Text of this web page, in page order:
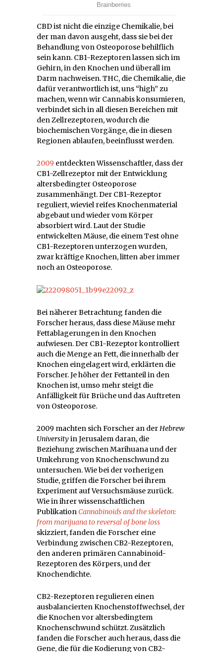
CBD ist nicht die einzige Chemikalie, bei
der man davon ausgeht, dass sie bei der
Behandlung von Osteoporose behilflich
sein kann. CB1-Rezeptoren lassen sich im
Gehirn, in den Knochen und überall im
Darm nachweisen. THC, die Chemikalie, die
dafür verantwortlich ist, uns “high” zu
machen, wenn wir Cannabis konsumieren,
verbindet sich in all diesen Bereichen mit
den Zellrezeptoren, wodurch die
biochemischen Vorgänge, die in diesen
Regionen ablaufen, beeinflusst werden.
2009 entdeckten Wissenschaftler, dass der
CB1-Zellrezeptor mit der Entwicklung
altersbedingter Osteoporose
zusammenhängt. Der CB1-Rezeptor
reguliert, wieviel reifes Knochenmaterial
abgebaut und wieder vom Körper
absorbiert wird. Laut der Studie
entwickelten Mäuse, die einem Test ohne
CB1-Rezeptoren unterzogen wurden,
zwar kräftige Knochen, litten aber immer
noch an Osteoporose.
Bei näherer Betrachtung fanden die
Forscher heraus, dass diese Mäuse mehr
Fettablagerungen in den Knochen
aufwiesen. Der CB1-Rezeptor kontrolliert
auch die Menge an Fett, die innerhalb der
Knochen eingelagert wird, erklärten die
Forscher. Je höher der Fettanteil in den
Knochen ist, umso mehr steigt die
Anfälligkeit für Brüche und das Auftreten
von Osteoporose.
2009 machten sich Forscher an derHebrew
Universityin Jerusalem daran, die
Beziehung zwischen Marihuana und der
Umkehrung von Knochenschwund zu
untersuchen. Wie bei der vorherigen
Studie, griffen die Forscher bei ihrem
Experiment auf Versuchsmäuse zurück.
Wie in ihrer wissenschaftlichen
PublikationCannabinoids and the skeleton:
from marijuana to reversal of bone loss
skizziert, fanden die Forscher eine
Verbindung zwischen CB2-Rezeptoren,
den anderen primären Cannabinoid-
Rezeptoren des Körpers, und der
Knochendichte.
CB2-Rezeptoren regulieren einen
ausbalancierten Knochenstoffwechsel, der
die Knochen vor altersbedingtem
Knochenschwund schützt. Zusätzlich
fanden die Forscher auch heraus, dass die
Gene, die für die Kodierung von CB2-